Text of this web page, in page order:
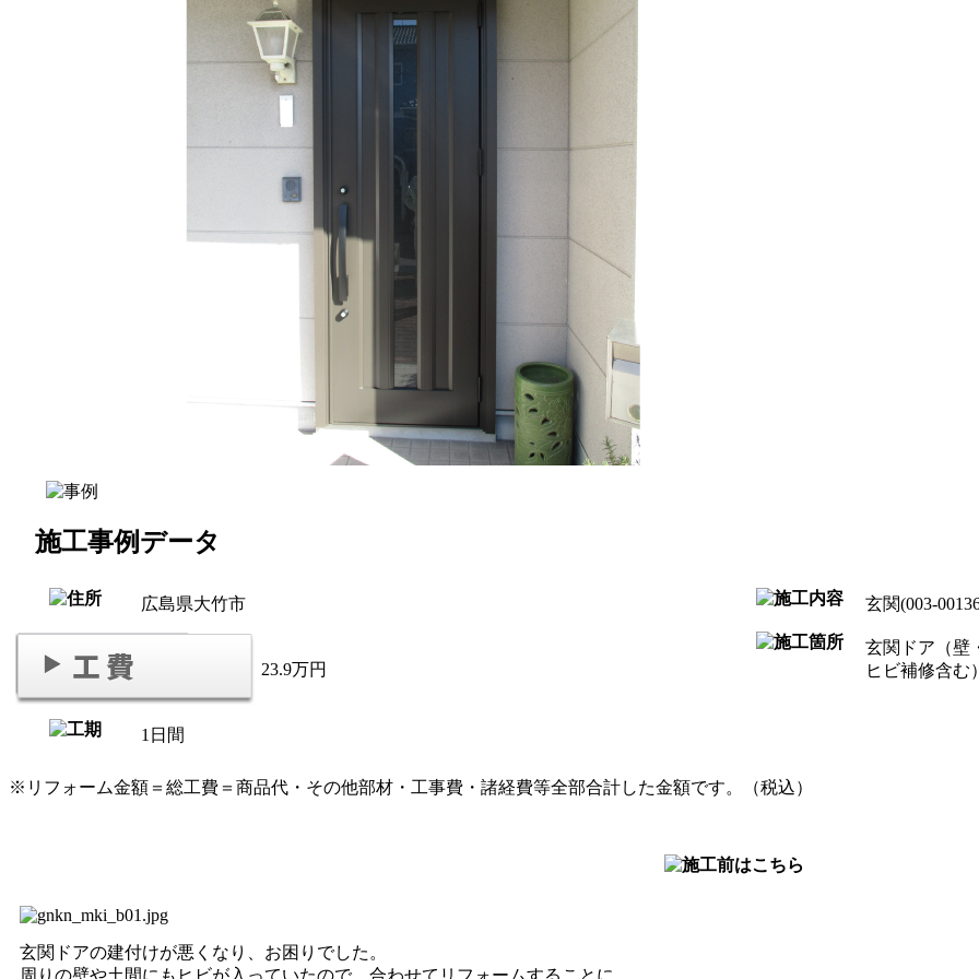
施工事例データ
広島県大竹市 玄関(003-
23.9万円
玄関ドア（壁
ヒビ補修含む）
1日間
※リフォーム金額＝総工費＝商品代・その他部材・工事費・諸経費等全部合計した金額です。（税込）
玄関ドアの建付けが悪くなり、お困りでした。